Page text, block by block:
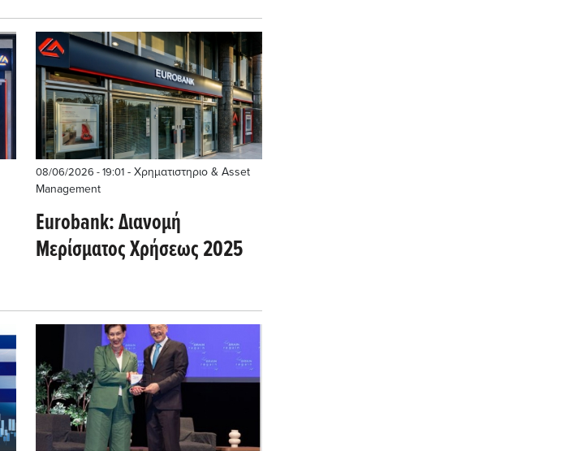
+0,04% το ΧΑ
08/06/2026 - 19:01- Χρηματιστηριο & Asset
Management
Eurobank: Διανομή
Μερίσματος Χρήσεως 2025